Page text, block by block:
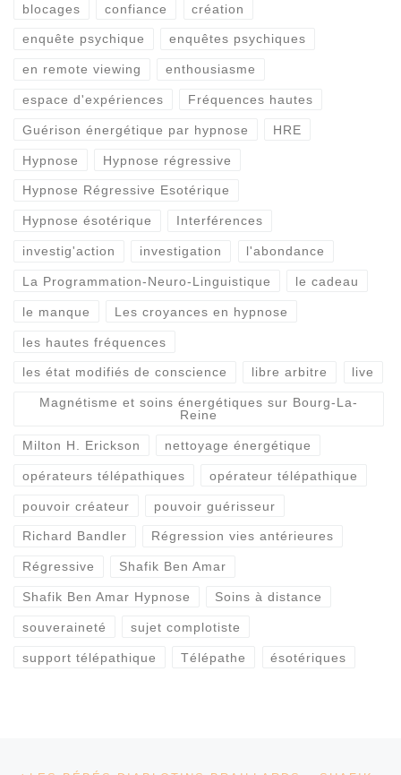
blocages confiance création
enquête psychique enquêtes psychiques
en remote viewing enthousiasme
espace d'expériences Fréquences hautes
Guérison énergétique par hypnose HRE
Hypnose Hypnose régressive
Hypnose Régressive Esotérique
Hypnose ésotérique Interférences
investig'action investigation l'abondance
La Programmation-Neuro-Linguistique le cadeau
le manque Les croyances en hypnose
les hautes fréquences
les état modifiés de conscience libre arbitre live
Magnétisme et soins énergétiques sur Bourg-La-
Reine
Milton H. Erickson nettoyage énergétique
opérateurs télépathiques opérateur télépathique
pouvoir créateur pouvoir guérisseur
Richard Bandler Régression vies antérieures
Régressive Shafik Ben Amar
Shafik Ben Amar Hypnose Soins à distance
souveraineté sujet complotiste
support télépathique Télépathe ésotériques